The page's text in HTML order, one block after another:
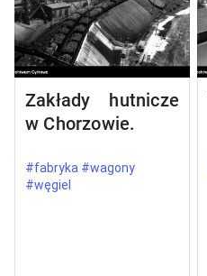
Zakłady hutnicze
w Chorzowie.
#fabryka #wagony
#węgiel